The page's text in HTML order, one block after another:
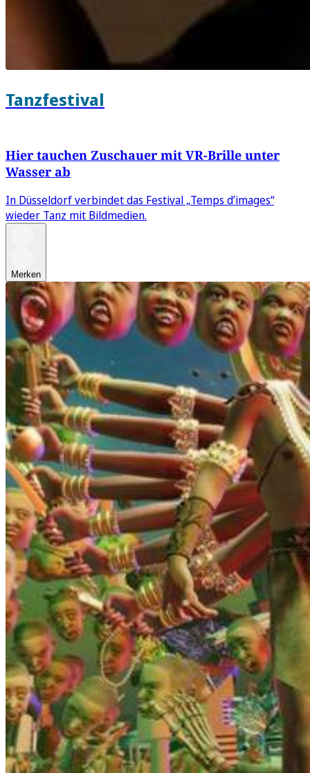
Tanzfestival
Hier tauchen Zuschauer mit VR-Brille unter
Wasser ab
In Düsseldorf verbindet das Festival „Temps d’images“
wieder Tanz mit Bildmedien.
Merken